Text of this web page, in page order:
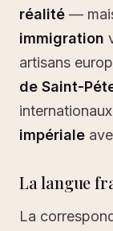
réalité —
immigration
artisans
de Saint-
impériale
La langue
La